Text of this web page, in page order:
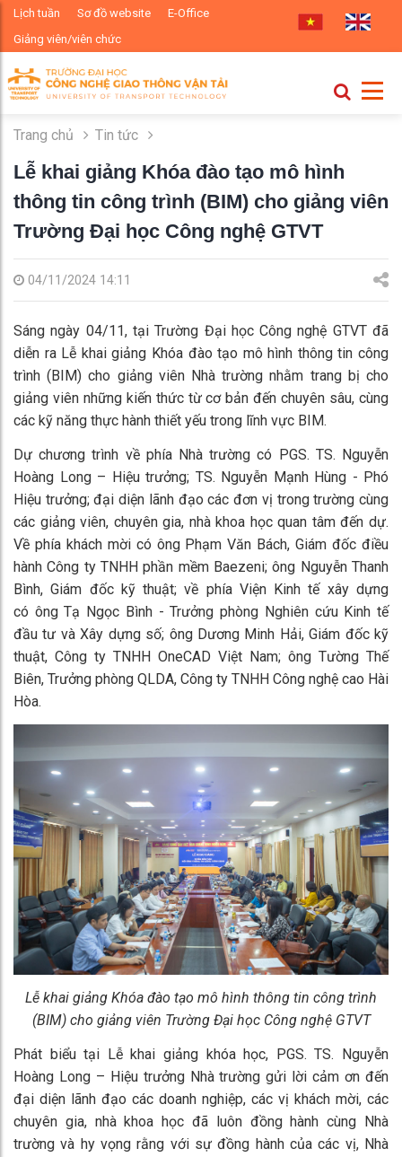
Lịch tuần Sơ đồ website
E-Office
Giảng viên/viên chức
Trang chủ Tin tức
Lễ khai giảng Khóa đào tạo mô hình
thông tin công trình (BIM) cho giảng viên
Trường Đại học Công nghệ GTVT
04/11/2024 14:11
Sáng ngày 04/11, tại Trường Đại học Công nghệ GTVT đã
diễn ra Lễ khai giảng Khóa đào tạo mô hình thông tin công
trình (BIM) cho giảng viên Nhà trường nhằm trang bị cho
giảng viên những kiến thức từ cơ bản đến chuyên sâu, cùng
các kỹ năng thực hành thiết yếu trong lĩnh vực BIM.
Dự chương trình về phía Nhà trường có PGS. TS. Nguyễn
Hoàng Long – Hiệu trưởng; TS. Nguyễn Mạnh Hùng - Phó
Hiệu trưởng; đại diện lãnh đạo các đơn vị trong trường cùng
các giảng viên, chuyên gia, nhà khoa học quan tâm đến dự.
Về phía khách mời có ông Phạm Văn Bách, Giám đốc điều
hành Công ty TNHH phần mềm Baezeni; ông Nguyễn Thanh
Bình, Giám đốc kỹ thuật; về phía Viện Kinh tế xây dựng
có ông Tạ Ngọc Bình - Trưởng phòng Nghiên cứu Kinh tế
đầu tư và Xây dựng số; ông Dương Minh Hải, Giám đốc kỹ
thuật, Công ty TNHH OneCAD Việt Nam; ông Tường Thế
Biên, Trưởng phòng QLDA, Công ty TNHH Công nghệ cao Hài
Hòa.
Lễ khai giảng Khóa đào tạo mô hình thông tin công trình
(BIM) cho giảng viên Trường Đại học Công nghệ GTVT
Phát biểu tại Lễ khai giảng khóa học, PGS. TS. Nguyễn
Hoàng Long – Hiệu trưởng Nhà trường gửi lời cảm ơn đến
đại diện lãnh đạo các doanh nghiệp, các vị khách mời, các
chuyên gia, nhà khoa học đã luôn đồng hành cùng Nhà
trường và hy vọng rằng với sự đồng hành của các vị, Nhà